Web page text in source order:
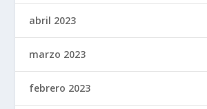
abril 2023
marzo 2023
febrero 2023